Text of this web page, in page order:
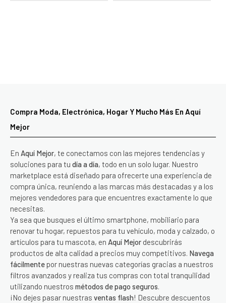
Compra Moda, Electrónica, Hogar Y Mucho Más En Aquí
Mejor
En Aquí Mejor, te conectamos con las mejores tendencias y
soluciones para tu día a día, todo en un solo lugar. Nuestro
marketplace está diseñado para ofrecerte una experiencia de
compra única, reuniendo a las marcas más destacadas y a los
mejores vendedores para que encuentres exactamente lo que
necesitas.
Ya sea que busques el último smartphone, mobiliario para
renovar tu hogar, repuestos para tu vehículo, moda y calzado, o
artículos para tu mascota, en Aquí Mejor descubrirás
productos de alta calidad a precios muy competitivos. Navega
fácilmente por nuestras nuevas categorías gracias a nuestros
filtros avanzados y realiza tus compras con total tranquilidad
utilizando nuestros métodos de pago seguros.
¡No dejes pasar nuestras ventas flash! Descubre descuentos